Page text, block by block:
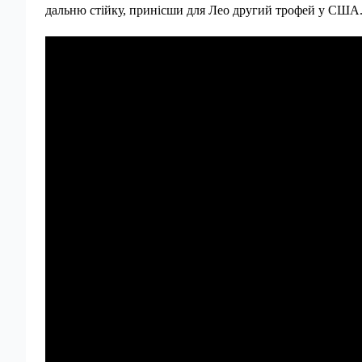
дальню стійку, принісши для Лео другий трофей у США.